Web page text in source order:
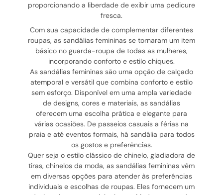
proporcionando a liberdade de exibir uma pedicure
fresca.
Com sua capacidade de complementar diferentes
roupas, as sandálias femininas se tornaram um item
básico no guarda-roupa de todas as mulheres,
incorporando conforto e estilo chiques.
As sandálias femininas são uma opção de calçado
atemporal e versátil que combina conforto e estilo
sem esforço. Disponível em uma ampla variedade
de designs, cores e materiais, as sandálias
oferecem uma escolha prática e elegante para
várias ocasiões. De passeios casuais a férias na
praia e até eventos formais, há sandália para todos
os gostos e preferências.
Quer seja o estilo clássico de chinelo, gladiadora de
tiras, chinelos da moda, as sandálias femininas vêm
em diversas opções para atender às preferências
individuais e escolhas de roupas. Eles fornecem um